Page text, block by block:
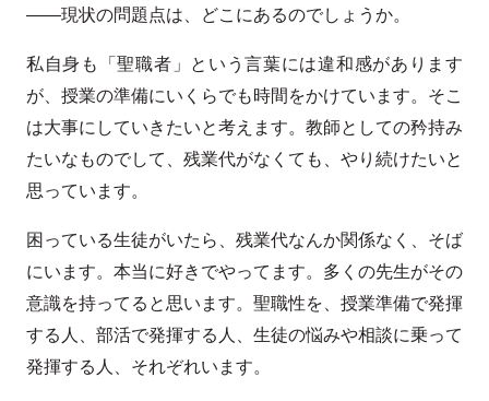
――現状の問題点は、どこにあるのでしょうか。
私自身も「聖職者」という言葉には違和感があります
が、授業の準備にいくらでも時間をかけています。そこ
は大事にしていきたいと考えます。教師としての矜持み
たいなものでして、残業代がなくても、やり続けたいと
思っています。
困っている生徒がいたら、残業代なんか関係なく、そば
にいます。本当に好きでやってます。多くの先生がその
意識を持ってると思います。聖職性を、授業準備で発揮
する人、部活で発揮する人、生徒の悩みや相談に乗って
発揮する人、それぞれいます。